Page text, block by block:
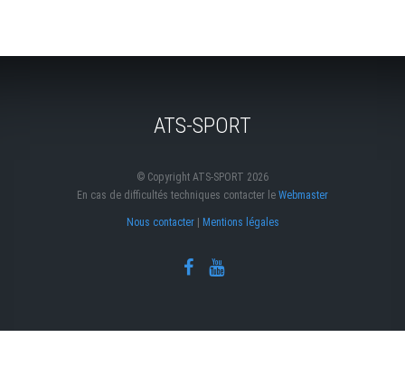
ATS-SPORT
© Copyright ATS-SPORT 2026
En cas de difficultés techniques contacter le Webmaster
Nous contacter| Mentions légales